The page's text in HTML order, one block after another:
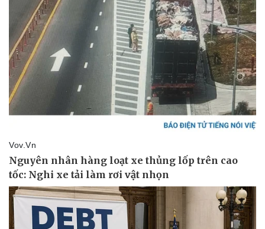
Pháp luật
Vụ án
Tin nóng
Tư vấn luật
Quân sự - Quốc phòng
Vũ khí
Việt Nam
Phân tích